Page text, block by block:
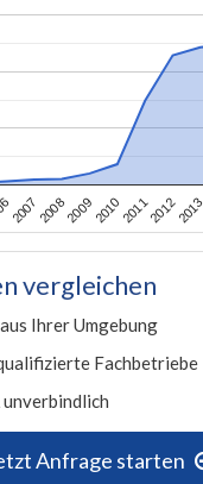
2007200820092010201120122013
vergleichen
Ihrer Umgebung
Fachbetriebe
Anfrage starten